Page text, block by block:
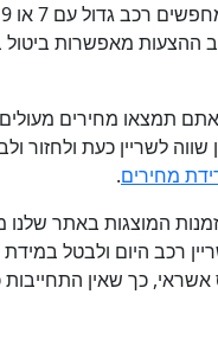
מאפשרות ביטול
תמצאו מחירים
לשריין כעת ולחזור
מחירים.
המוצגות באתר שלנו
רכב היום ולבטל
כך שאין